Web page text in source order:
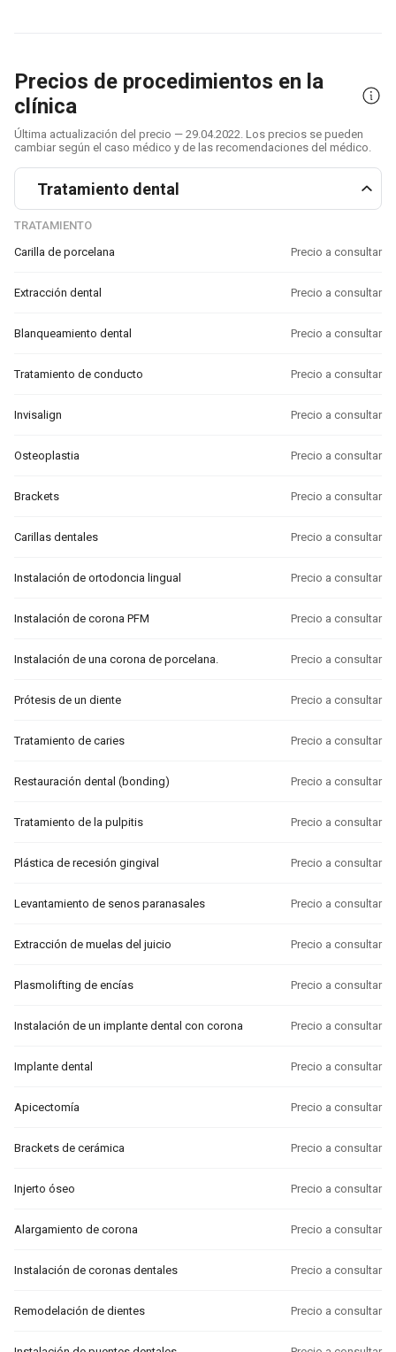
Precios de procedimientos en la
clínica
Última actualización del precio — 29.04.2022. Los precios se pueden
cambiar según el caso médico y de las recomendaciones del médico.
Tratamiento dental
TRATAMIENTO
Carilla de porcelana
Precio a consultar
Extracción dental Precio a consultar
Blanqueamiento dental Precio a consultar
Tratamiento de conducto Precio a consultar
Invisalign Precio a consultar
Osteoplastia Precio a consultar
Brackets Precio a consultar
Carillas dentales Precio a consultar
Instalación de ortodoncia lingual Precio a consultar
Instalación de corona PFM Precio a consultar
Instalación de una corona de porcelana. Precio a consultar
Prótesis de un diente Precio a consultar
Tratamiento de caries Precio a consultar
Restauración dental (bonding) Precio a consultar
Tratamiento de la pulpitis Precio a consultar
Plástica de recesión gingival Precio a consultar
Levantamiento de senos paranasales Precio a consultar
Extracción de muelas del juicio Precio a consultar
Plasmolifting de encías Precio a consultar
Instalación de un implante dental con corona Precio a consultar
Implante dental Precio a consultar
Apicectomía Precio a consultar
Brackets de cerámica Precio a consultar
Injerto óseo Precio a consultar
Alargamiento de corona Precio a consultar
Instalación de coronas dentales Precio a consultar
Remodelación de dientes Precio a consultar